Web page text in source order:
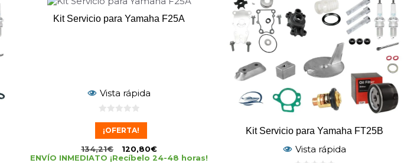
Kit Servicio para Yamaha F25A
Vista rápida
5
¡OFERTA!
134,21€ 120,80€
ENVÍO INMEDIATO ¡Recíbelo 24-48 horas!
Kit Servicio para Yamaha FT25B
Vista rápida